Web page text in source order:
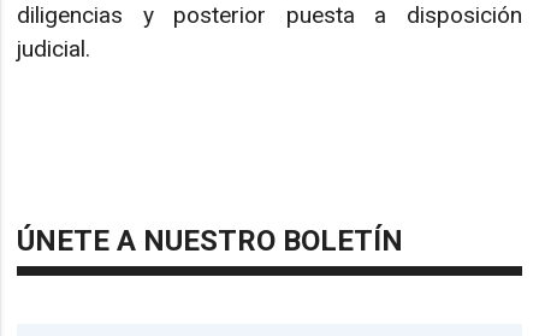
diligencias y posterior puesta a disposición
judicial.
ÚNETE A NUESTRO BOLETÍN